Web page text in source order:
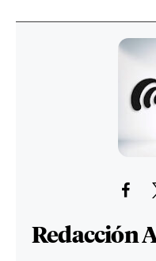
Redacción